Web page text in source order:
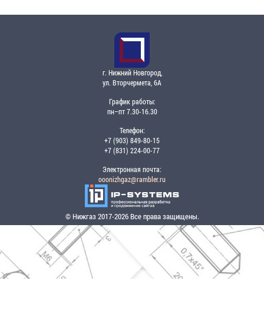
г. Нижний Новгород,
ул. Вторчермета, 6А
График работы:
пн–пт 7.30-16.30
Телефон:
+7 (903) 849-80-15
+7 (831) 224-00-77
Электронная почта:
ooonizhgaz@rambler.ru
© Нижгаз 2017-2026 Все права защищены.